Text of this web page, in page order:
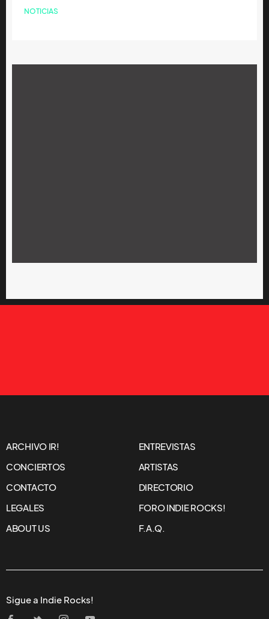
NOTICIAS
ARCHIVO IR!
ENTREVISTAS
CONCIERTOS
ARTISTAS
CONTACTO
DIRECTORIO
LEGALES
FORO INDIE ROCKS!
ABOUT US
F.A.Q.
Sigue a Indie Rocks!